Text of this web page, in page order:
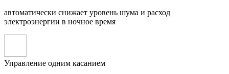
автоматически снижает уровень шума и расход
электроэнергии в ночное время
Управление одним касанием